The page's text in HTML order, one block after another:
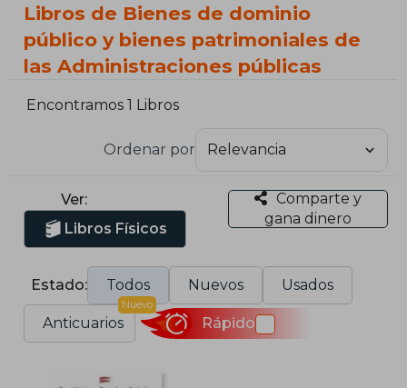
Libros de Bienes de dominio
público y bienes patrimoniales de
las Administraciones públicas
Encontramos 1 Libros
Ordenar por
Ver:
Libros Físicos
Comparte y
gana dinero
Estado: Todos Nuevos Usados
Anticuarios
Nuevo
Rápido